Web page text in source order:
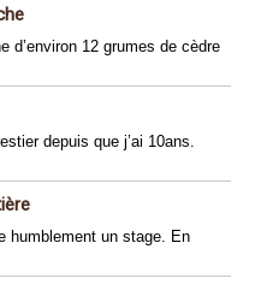
d’environ 12 grumes de cèdre
depuis que j’ai 10ans.
humblement un stage. En